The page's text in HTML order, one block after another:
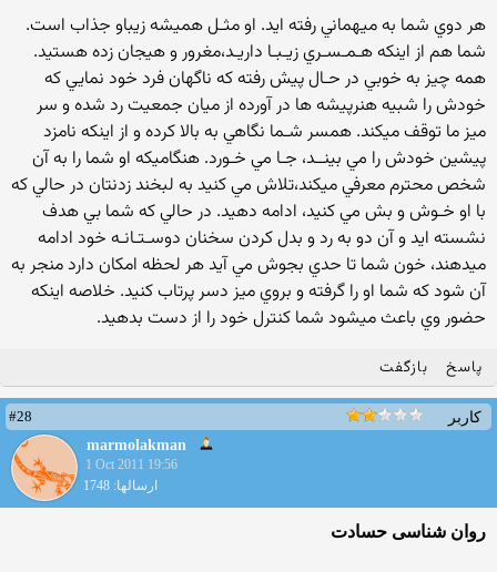
هر دوي شما به ميهماني رفته ايد. او مثـل هميشه زيباو جذاب است.
شما هم از اينكه هـمـسـري زيـبـا داريـد،مغرور و هيجان زده هستيد.
همه چيز به خوبي در حـال پيش رفته كه ناگهان فرد خود نمايي كه
خودش را شبيه هنرپيشه ها در آورده از ميان جمعيت رد شده و سر
ميز ما توقف ميكند. همسر شـما نگاهي به بالا كرده و از اينكه نامزد
پيشين خودش را مي بينــد، جـا مي خـورد. هنگاميكه او شما را به آن
شخص محترم معرفي ميكند،تلاش مي كنيد به لبخند زدنتان در حالي كه
با او خـوش و بش مي كنيد، ادامه دهيد. در حالي كه شما بي هدف
نشسته ايد و آن دو به رد و بدل كردن سخنان دوسـتـانـه خود ادامه
ميدهند، خون شما تا حدي بجوش مي آيد هر لحظه امكان دارد منجر به
آن شود كه شما او را گرفته و بروي ميز دسر پرتاب كنيد. خلاصه اينكه
حضور وي باعث ميشود شما كنترل خود را از دست بدهيد.
پاسخ بازگفت
کاربر
#28
marmolakman
1 Oct 2011 19:56
ارسالها: 1748
روان شناسی حسادت